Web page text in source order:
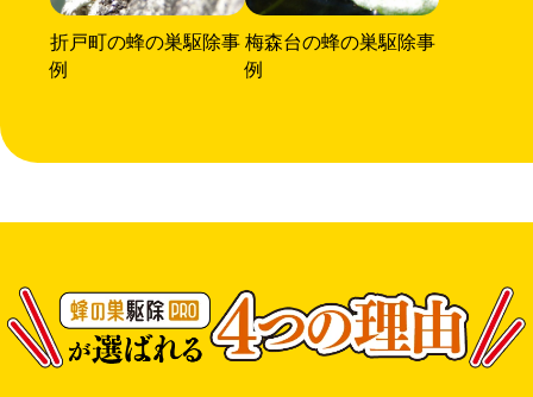
折戸町の蜂の巣駆除事
例
梅森台の蜂の巣駆除事
例